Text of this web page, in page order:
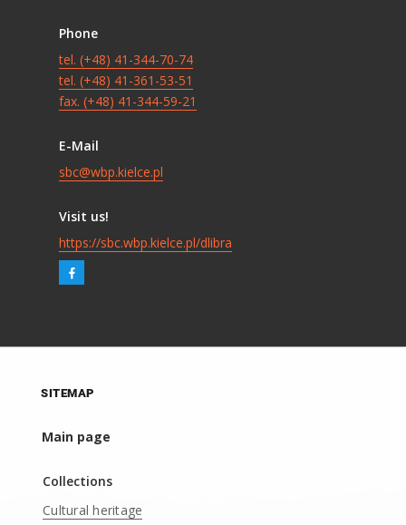
Phone
tel. (+48) 41-344-70-74
tel. (+48) 41-361-53-51
fax. (+48) 41-344-59-21
E-Mail
sbc@wbp.kielce.pl
Visit us!
https://sbc.wbp.kielce.pl/dlibra
SITEMAP
Main page
Collections
Cultural heritage